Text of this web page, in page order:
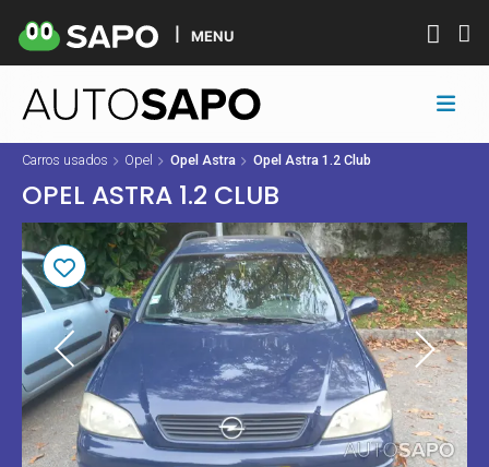
MENU
Carros usados Opel Opel Astra Opel Astra 1.2 Club
OPEL ASTRA 1.2 CLUB